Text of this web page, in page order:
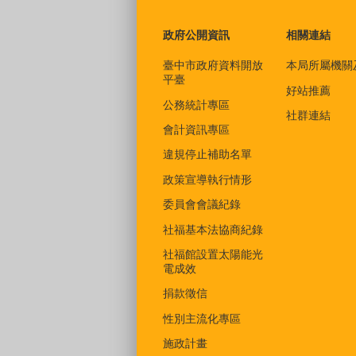
政府公開資訊
臺中市政府資料開放
平臺
公務統計專區
會計資訊專區
違規停止補助名單
政策宣導執行情形
委員會會議紀錄
社福基本法協商紀錄
社福館設置太陽能光
電成效
捐款徵信
性別主流化專區
施政計畫
相關連結
本局所屬機關
好站推薦
社群連結